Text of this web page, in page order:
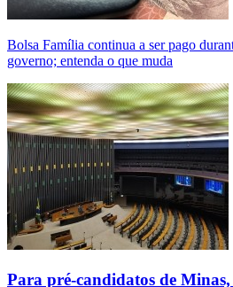
Bolsa Família continua a ser pago
governo; entenda o que muda
Para pré-candidatos de Minas,